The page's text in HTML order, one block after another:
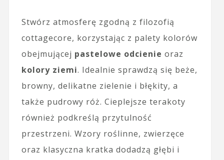
Stwórz atmosferę zgodną z filozofią
cottagecore, korzystając z palety kolorów
obejmującej pastelowe odcienie oraz
kolory ziemi. Idealnie sprawdzą się beże,
browny, delikatne zielenie i błękity, a
także pudrowy róż. Cieplejsze terakoty
również podkreślą przytulność
przestrzeni. Wzory roślinne, zwierzęce
oraz klasyczna kratka dodadzą głębi i